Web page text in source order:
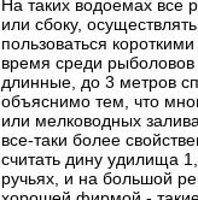
На таких водоемах все
или сбоку,
пользоваться
время среди рыболовов
длинные, до 3 метров
объяснимо тем, что
или мелководных
все-таки более
считать дину удилища
ручьях, и на большой